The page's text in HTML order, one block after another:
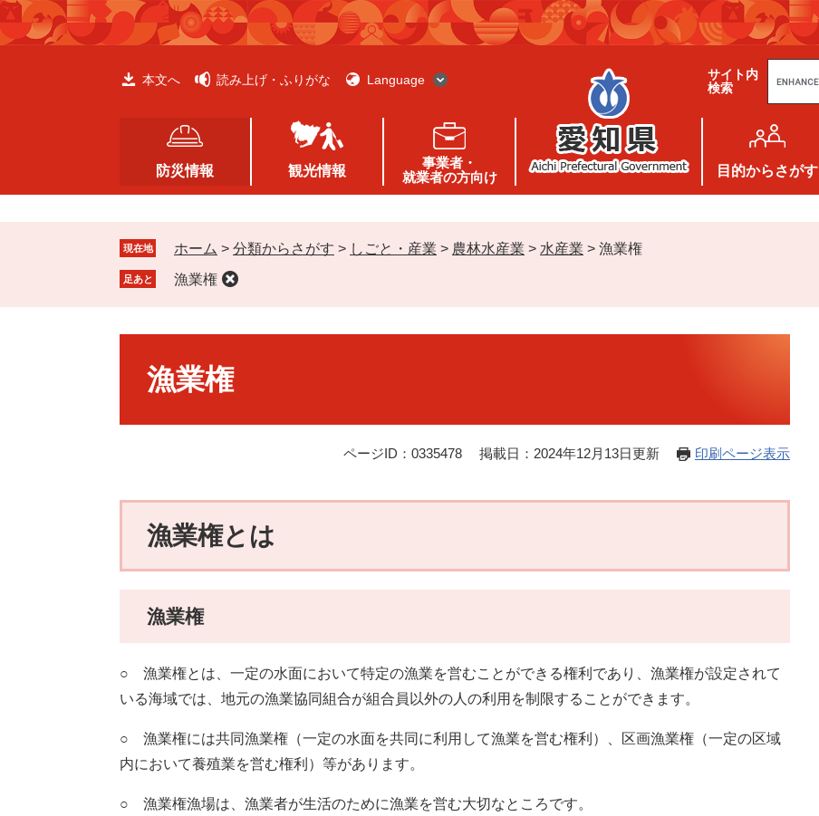
ペ
ー
メ
ニ
本文へ 読み上げ・ふりがな Language
サイト内
検索
g
e
カ
タ
ム
検
防災情報 観光情報
事業者・
就業者の方向け
目的からさがす
現在地 ホーム > 分類からさがす > しごと・産業 > 農林水産業 > 水産業 > 漁業権
足あと 漁業権
漁業権
ページID：0335478 掲載日：2024年12月13日更新 印刷ページ表示
漁業権とは
漁業権
○ 漁業権とは、一定の水面において特定の漁業を営むことができる権利であり、漁業権が設定されて
いる海域では、地元の漁業協同組合が組合員以外の人の利用を制限することができます。
○ 漁業権には共同漁業権（一定の水面を共同に利用して漁業を営む権利）、区画漁業権（一定の区域
内において養殖業を営む権利）等があります。
○ 漁業権漁場は、漁業者が生活のために漁業を営む大切なところです。